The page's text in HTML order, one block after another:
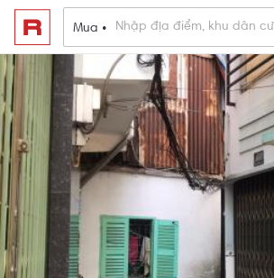
Mua •